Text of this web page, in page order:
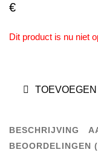
€
Dit product is nu niet
BESCHRIJVING
BEOORDELINGEN